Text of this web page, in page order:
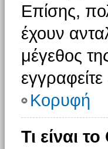
Επίσης,
έχουν
μέγεθος
Κορυφή
Τι είναι